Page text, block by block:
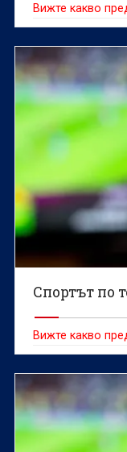
Вижте какво
Спортът по
Вижте какво